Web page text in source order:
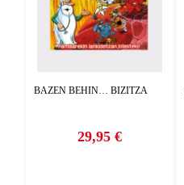
BAZEN BEHIN… BIZITZA
Precio
29,95 €